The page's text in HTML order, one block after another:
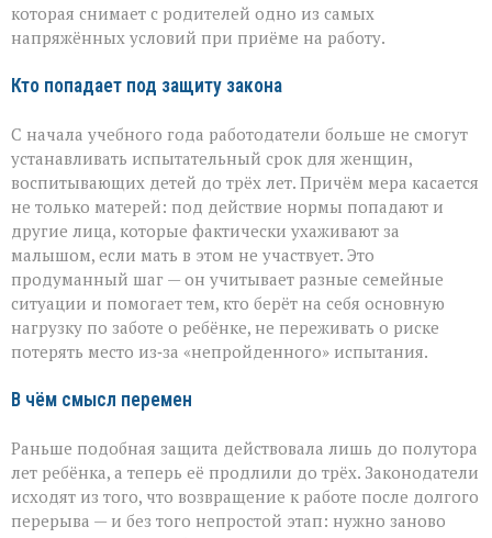
которая снимает с родителей одно из самых
напряжённых условий при приёме на работу.
Кто попадает под защиту закона
С начала учебного года работодатели больше не смогут
устанавливать испытательный срок для женщин,
воспитывающих детей до трёх лет. Причём мера касается
не только матерей: под действие нормы попадают и
другие лица, которые фактически ухаживают за
малышом, если мать в этом не участвует. Это
продуманный шаг — он учитывает разные семейные
ситуации и помогает тем, кто берёт на себя основную
нагрузку по заботе о ребёнке, не переживать о риске
потерять место из‑за «непройденного» испытания.
В чём смысл перемен
Раньше подобная защита действовала лишь до полутора
лет ребёнка, а теперь её продлили до трёх. Законодатели
исходят из того, что возвращение к работе после долгого
перерыва — и без того непростой этап: нужно заново